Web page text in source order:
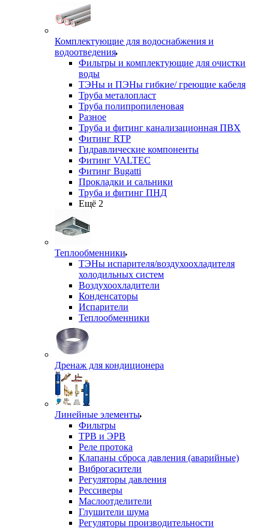
Комплектующие для водоснабжения и
водоотведения
Фильтры и комплектующие для очистки
воды
ТЭНы и ПЭНы гибкие/ греющие кабеля
Труба металопласт
Труба полипропиленовая
Разное
Труба и фитинг канализационная ПВХ
Фитинг RTP
Гидравлические компоненты
Фитинг VALTEC
Фитинг Bugatti
Прокладки и сальники
Труба и фитинг ПНД
Ещё 2
Теплообменники
ТЭНы испарителя/воздухоохладителя
холодильных систем
Воздухоохладители
Конденсаторы
Испарители
Теплообменники
Дренаж для кондиционера
Линейные элементы
Фильтры
ТРВ и ЭРВ
Реле протока
Клапаны сброса давления (аварийные)
Виброгасители
Регуляторы давления
Рессиверы
Маслоотделители
Глушители шума
Регуляторы производительности